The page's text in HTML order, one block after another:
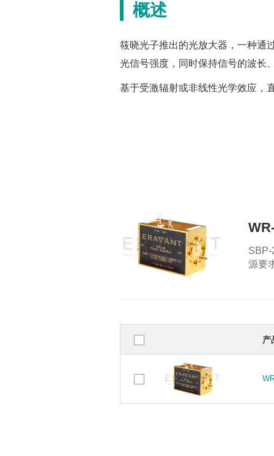
概述
筱晓光子推出的光放大器，一种通
光信号强度，同时保持信号的波长
基于受激辐射或非线性光学效应，
SBP-
源要
产